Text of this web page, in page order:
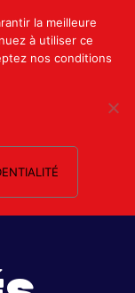
la meilleure
à utiliser ce
nos conditions